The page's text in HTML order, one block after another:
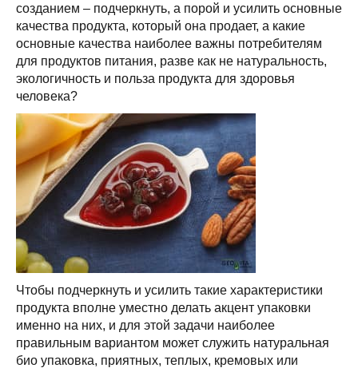
созданием – подчеркнуть, а порой и усилить основные
качества продукта, который она продает, а какие
основные качества наиболее важны потребителям
для продуктов питания, разве как не натуральность,
экологичность и польза продукта для здоровья
человека?
Чтобы подчеркнуть и усилить такие характеристики
продукта вполне уместно делать акцент упаковки
именно на них, и для этой задачи наиболее
правильным вариантом может служить натуральная
био упаковка, приятных, теплых, кремовых или